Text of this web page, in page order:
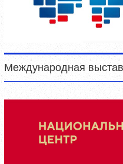
Международная